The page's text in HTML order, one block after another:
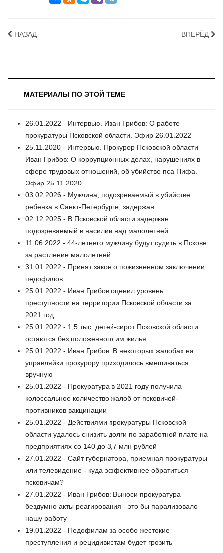
НАЗАД ВПЕРЁД
МАТЕРИАЛЫ ПО ЭТОЙ ТЕМЕ
26.01.2022 - Интервью. Иван Грибов: О работе
прокуратуры Псковской области. Эфир 26.01.2022
25.11.2020 - Интервью. Прокурор Псковской области
Иван Грибов: О коррупционных делах, нарушениях в
сфере трудовых отношений, об убийстве пса Пифа.
Эфир 25.11.2020
03.02.2026 - Мужчина, подозреваемый в убийстве
ребенка в Санкт-Петербурге, задержан
02.12.2025 - В Псковской области задержан
подозреваемый в насилии над малолетней
11.06.2022 - 44-летнего мужчину будут судить в Пскове
за растление малолетней
31.01.2022 - Принят закон о пожизненном заключении
педофилов
25.01.2022 - Иван Грибов оценил уровень
преступности на территории Псковской области за
2021 год
25.01.2022 - 1,5 тыс. детей-сирот Псковской области
остаются без положенного им жилья
25.01.2022 - Иван Грибов: В некоторых жалобах на
управляйки прокурору приходилось вмешиваться
вручную
25.01.2022 - Прокуратура в 2021 году получила
колоссальное количество жалоб от псковичей-
противников вакцинации
25.01.2022 - Действиями прокуратуры Псковской
области удалось снизить долги по заработной плате на
предприятиях со 140 до 3,7 млн рублей
27.01.2022 - Сайт губернатора, приемная прокуратуры
или телевидение - куда эффективнее обратиться
псковичам?
27.01.2022 - Иван Грибов: Выноси прокуратура
бездумно акты реагирования - это бы парализовало
нашу работу
19.01.2022 - Педофилам за особо жестокие
преступления и рецидивистам будет грозить